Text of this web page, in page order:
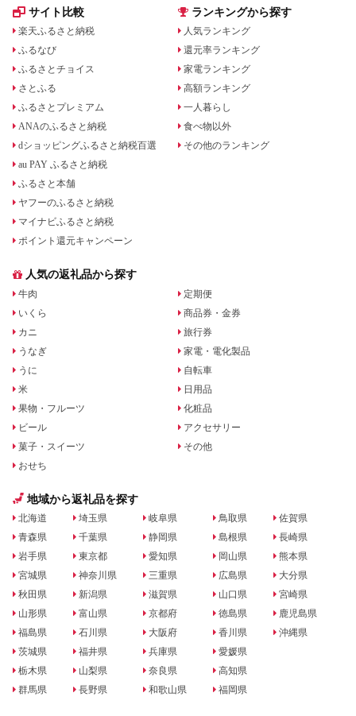
サイト比較
楽天ふるさと納税
ふるなび
ふるさとチョイス
さとふる
ふるさとプレミアム
ANAのふるさと納税
dショッピングふるさと納税百選
au PAY ふるさと納税
ふるさと本舗
ヤフーのふるさと納税
マイナビふるさと納税
ポイント還元キャンペーン
ランキングから探す
人気ランキング
還元率ランキング
家電ランキング
高額ランキング
一人暮らし
食べ物以外
その他のランキング
人気の返礼品から探す
牛肉
いくら
カニ
うなぎ
うに
米
果物・フルーツ
ビール
菓子・スイーツ
おせち
定期便
商品券・金券
旅行券
家電・電化製品
自転車
日用品
化粧品
アクセサリー
その他
地域から返礼品を探す
北海道
青森県
岩手県
宮城県
秋田県
山形県
福島県
茨城県
栃木県
群馬県
埼玉県
千葉県
東京都
神奈川県
新潟県
富山県
石川県
福井県
山梨県
長野県
岐阜県
静岡県
愛知県
三重県
滋賀県
京都府
大阪府
兵庫県
奈良県
和歌山県
鳥取県
島根県
岡山県
広島県
山口県
徳島県
香川県
愛媛県
高知県
福岡県
佐賀県
長崎県
熊本県
大分県
宮崎県
鹿児島県
沖縄県